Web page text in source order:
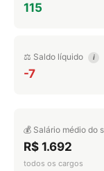
115
⚖️ Saldo líquido i
-7
💰 Salário médio do
R$ 1.692
todos os cargos